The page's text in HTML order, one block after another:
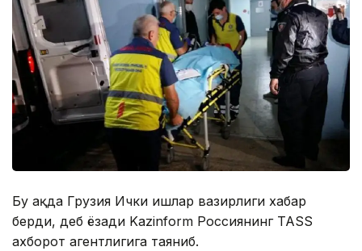
Бу ҳақда Грузия Ички ишлар вазирлиги хабар
берди, деб ёзади Kazinform Россиянинг TASS
ахборот агентлигига таяниб.